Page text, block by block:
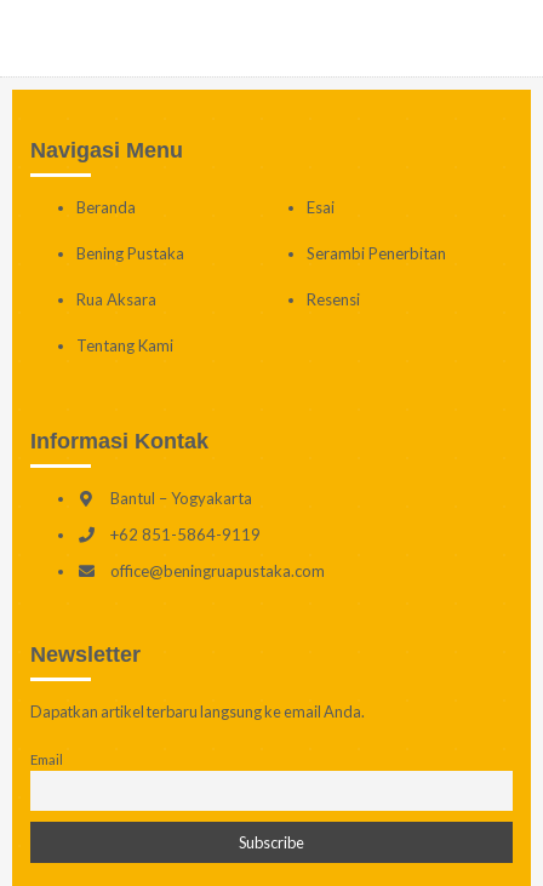
Navigasi Menu
Beranda Esai
Bening Pustaka Serambi Penerbitan
Rua Aksara Resensi
Tentang Kami
Informasi Kontak
Bantul – Yogyakarta
+62 851-5864-9119
office@beningruapustaka.com
Newsletter
Dapatkan artikel terbaru langsung ke email Anda.
Email